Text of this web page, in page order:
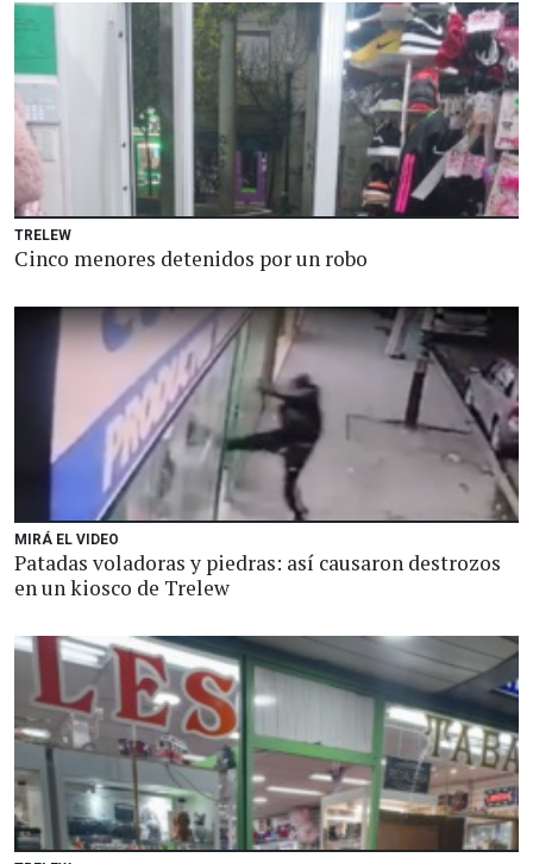
TRELEW
Cinco menores detenidos por un robo
MIRÁ EL VIDEO
Patadas voladoras y piedras: así causaron destrozos
en un kiosco de Trelew